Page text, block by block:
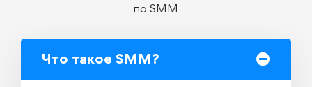
по SMM
Что такое SMM?